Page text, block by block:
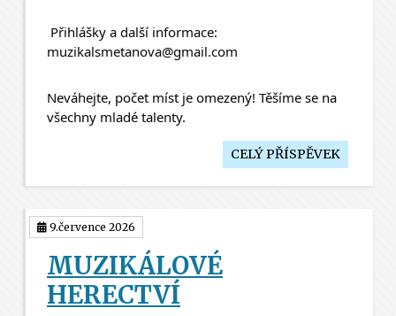
Přihlášky a další informace:
muzikalsmetanova@gmail.com
Neváhejte, počet míst je omezený! Těšíme se na
všechny mladé talenty.
CELÝ PŘÍSPĚVEK
9.července 2026
MUZIKÁLOVÉ
HERECTVÍ